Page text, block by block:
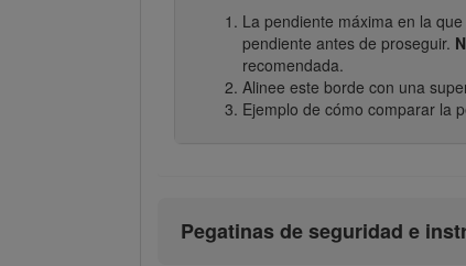
La pendiente máxima en la
pendiente antes de proseguir.
recomendada.
Alinee este borde con una
Ejemplo de cómo comparar la
Pegatinas de seguridad e